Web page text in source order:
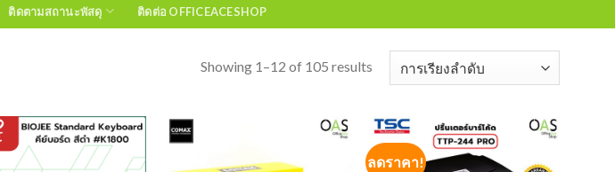
ติดตามสถานะพัสดุ ติดต่อ OFFICEACESHOP
Showing 1–12 of 105 results
ลดราคา!